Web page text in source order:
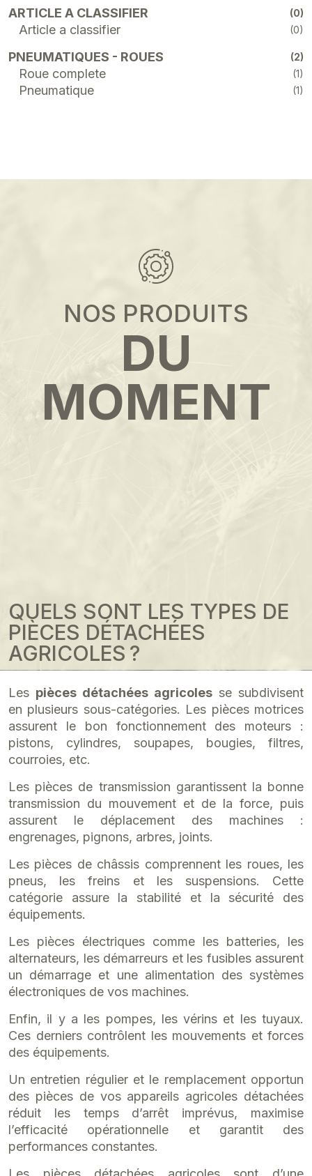
ARTICLE A CLASSIFIER (0)
Article a classifier (0)
PNEUMATIQUES - ROUES (2)
Roue complete (1)
Pneumatique (1)
NOS PRODUITS
DU
MOMENT
QUELS SONT LES TYPES DE
PIÈCES DÉTACHÉES
AGRICOLES ?
Les pièces détachées agricoles se subdivisent
en plusieurs sous-catégories. Les pièces motrices
assurent le bon fonctionnement des moteurs :
pistons, cylindres, soupapes, bougies, filtres,
courroies, etc.
Les pièces de transmission garantissent la bonne
transmission du mouvement et de la force, puis
assurent le déplacement des machines :
engrenages, pignons, arbres, joints.
Les pièces de châssis comprennent les roues, les
pneus, les freins et les suspensions. Cette
catégorie assure la stabilité et la sécurité des
équipements.
Les pièces électriques comme les batteries, les
alternateurs, les démarreurs et les fusibles assurent
un démarrage et une alimentation des systèmes
électroniques de vos machines.
Enfin, il y a les pompes, les vérins et les tuyaux.
Ces derniers contrôlent les mouvements et forces
des équipements.
Un entretien régulier et le remplacement opportun
des pièces de vos appareils agricoles détachées
réduit les temps d’arrêt imprévus, maximise
l’efficacité opérationnelle et garantit des
performances constantes.